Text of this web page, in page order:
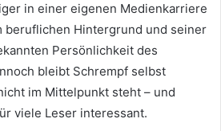
in einer eigenen Medienkarriere
beruflichen Hintergrund und seiner
Persönlichkeit des
bleibt Schrempf selbst
im Mittelpunkt steht – und
viele Leser interessant.